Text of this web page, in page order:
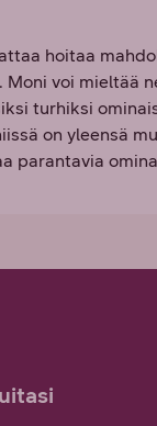
hoitaa
Moni voi mieltää
turhiksi
on yleensä
parantavia